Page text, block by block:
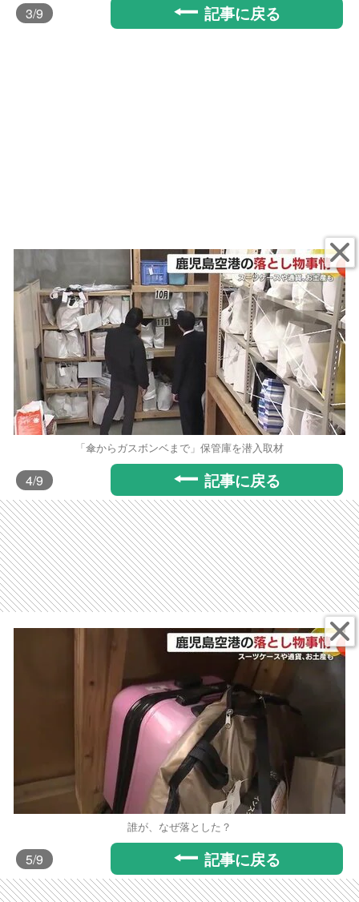
3/9 記事に戻る
「傘からガスボンベまで」保管庫を潜入取材
4/9 記事に戻る
誰が、なぜ落とした？
5/9 記事に戻る